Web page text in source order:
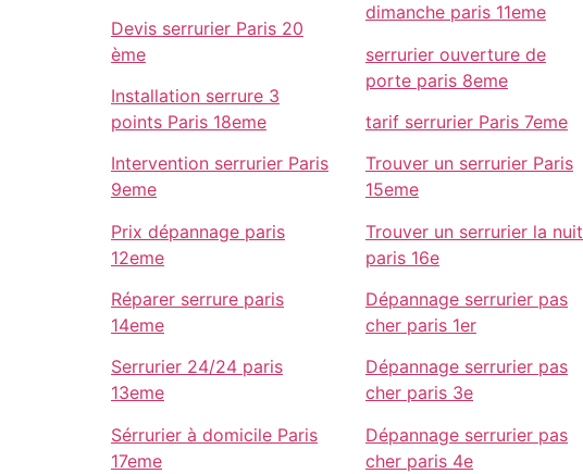
Devis serrurier Paris 20
ème
Installation serrure 3
points Paris 18eme
Intervention serrurier Paris
9eme
Prix dépannage paris
12eme
Réparer serrure paris
14eme
Serrurier 24/24 paris
13eme
Sérrurier à domicile Paris
17eme
dimanche paris 11eme
serrurier ouverture de
porte paris 8eme
tarif serrurier Paris 7eme
Trouver un serrurier Paris
15eme
Trouver un serrurier la nuit
paris 16e
Dépannage serrurier pas
cher paris 1er
Dépannage serrurier pas
cher paris 3e
Dépannage serrurier pas
cher paris 4e